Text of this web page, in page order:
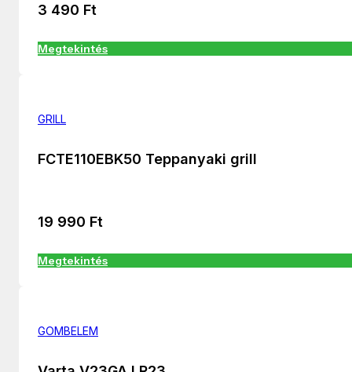
3 490 Ft
Megtekintés
GRILL
FCTE110EBK50 Teppanyaki grill
19 990 Ft
Megtekintés
GOMBELEM